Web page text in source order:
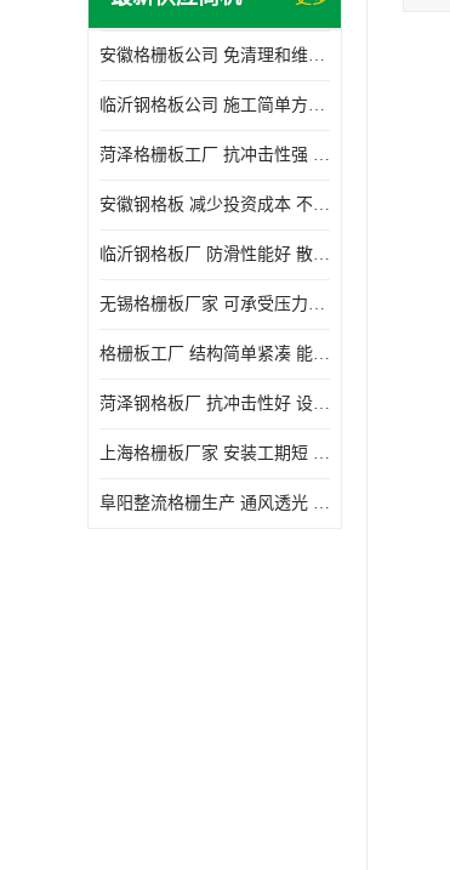
安徽格栅板公司 免清理和维护 安装需要人工少
临沂钢格板公司 施工简单方便 通风好 减少风阻
菏泽格栅板工厂 抗冲击性强 安装需要人工少
安徽钢格板 减少投资成本 不用清洗和维护
临沂钢格板厂 防滑性能好 散热防爆效果好
无锡格栅板厂家 可承受压力强 安装需要人工少
格栅板工厂 结构简单紧凑 能减少风力破坏
菏泽钢格板厂 抗冲击性好 设计规范 通风透光
上海格栅板厂家 安装工期短 通风好 减少风阻
阜阳整流格栅生产 通风透光 免清理和维护